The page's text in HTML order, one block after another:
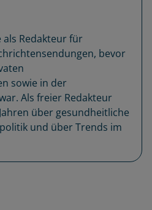
Redakteur für
bevor
sowie in der
Als freier Redakteur
über gesundheitliche
und über Trends im